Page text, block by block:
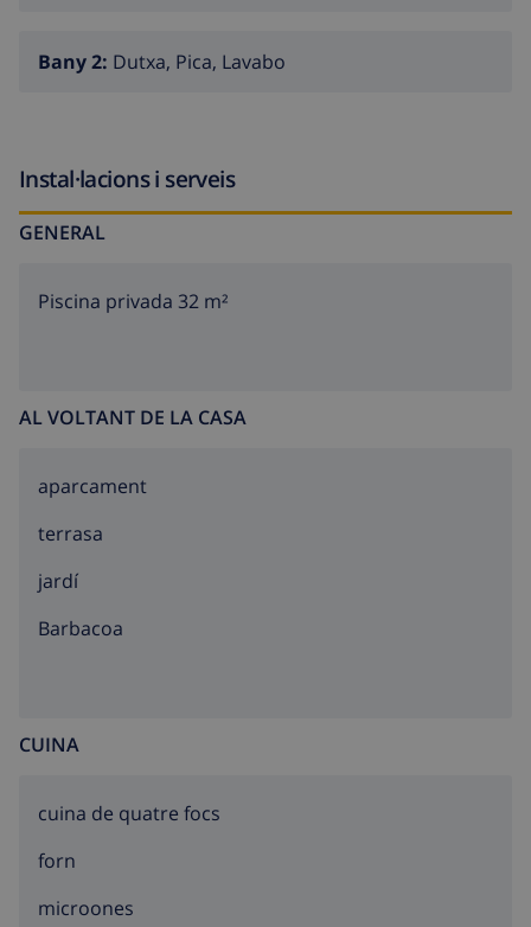
Bany 2: Dutxa, Pica, Lavabo
Instal·lacions i serveis
GENERAL
Piscina privada 32 m²
AL VOLTANT DE LA CASA
aparcament
terrasa
jardí
barbacoa
CUINA
cuina de quatre focs
forn
microones